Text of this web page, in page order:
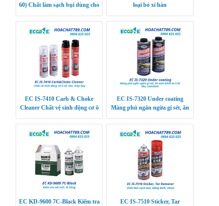
60) Chất làm sạch bụi dùng cho
loại bỏ xỉ hàn
EC IS-7410 Carb & Choke
Cleaner Chất vệ sinh động cơ ô
EC IS-7320 Under coating
Màng phủ ngăn ngừa gỉ sét, ăn
EC KD-9600 7C-Black Kiểm tra
EC IS-7510 Sticker, Tar